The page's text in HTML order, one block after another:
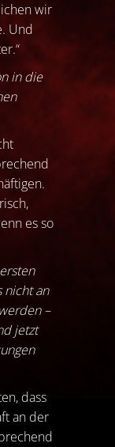
wir
Und
in die
es so
nicht an
–
jetzt
dass
an der